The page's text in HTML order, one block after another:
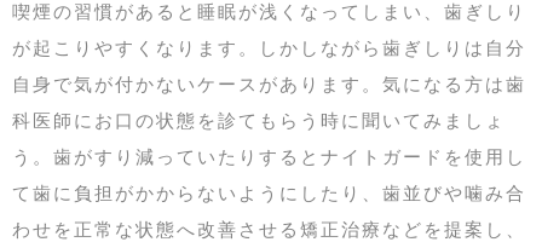
喫煙の習慣があると睡眠が浅くなってしまい、歯ぎしり
が起こりやすくなります。しかしながら歯ぎしりは自分
自身で気が付かないケースがあります。気になる方は歯
科医師にお口の状態を診てもらう時に聞いてみましょ
う。歯がすり減っていたりするとナイトガードを使用し
て歯に負担がかからないようにしたり、歯並びや噛み合
わせを正常な状態へ改善させる矯正治療などを提案し、